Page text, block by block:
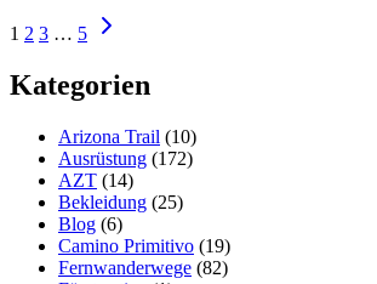
40
10
Seitennavigation
1 2 3 … 5
Nächste
Kategorien
Arizona Trail (10)
Ausrüstung (172)
AZT (14)
Bekleidung (25)
Blog (6)
Camino Primitivo (19)
Fernwanderwege (82)